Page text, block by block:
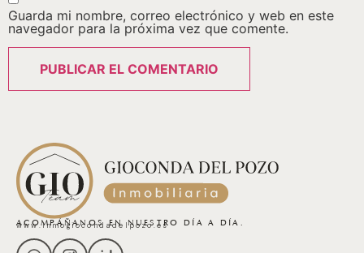
Guarda mi nombre, correo electrónico y web en este
navegador para la próxima vez que comente.
ACOMPÁÑANOS EN NUESTRO DÍA A DÍA.
www.inmogiocondadelpozo.es